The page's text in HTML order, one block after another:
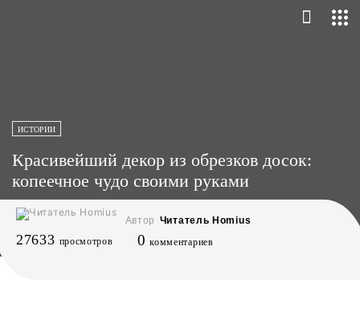
ИСТОРИИ
Красивейший декор из обрезков досок:
копеечное чудо своими руками
Автор Читатель Homius
27633 просмотров 0 комментариев